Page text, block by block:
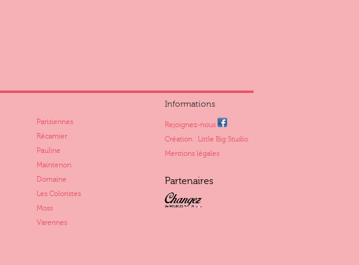
Parisiennes
Récamier
Pauline
Maintenon
Domaine
Les Coloristes
Moss
Varennes
Informations
Rejoignez-nous
Création : Little Big Studio
Mentions légales
Partenaires